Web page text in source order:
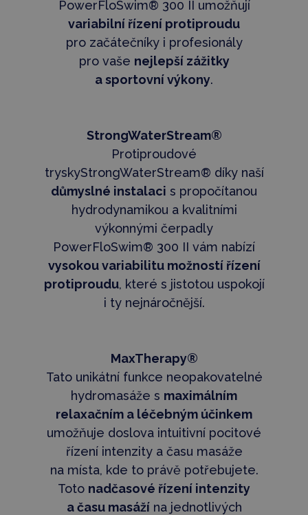
PowerFloSwim® 300 II umožňují
variabilní řízení protiproudu
pro začátečníky i profesionály
pro vaše nejlepší zážitky
a sportovní výkony.
StrongWaterStream®
Protiproudové
tryskyStrongWaterStream® díky naší
důmyslné instalaci s propočítanou
hydrodynamikou a kvalitními
výkonnými čerpadly
PowerFloSwim® 300 II vám nabízí
vysokou variabilitu možností řízení
protiproudu, které s jistotou uspokojí
i ty nejnáročnější.
MaxTherapy®
Tato unikátní funkce neopakovatelné
hydromasáže s maximálním
relaxačním a léčebným účinkem
umožňuje doslova intuitivní pocitové
řízení intenzity a času masáže
na místa, kde to právě potřebujete.
Toto nadčasové řízení intenzity
a času masážína jednotlivých